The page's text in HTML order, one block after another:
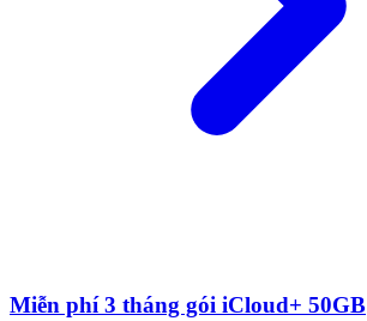
Miễn phí 3 tháng gói iCloud+ 50GB